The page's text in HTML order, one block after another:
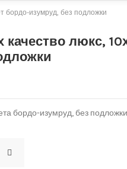
бордо-изумруд, без подложки
люкс,
бордо-изумруд, без